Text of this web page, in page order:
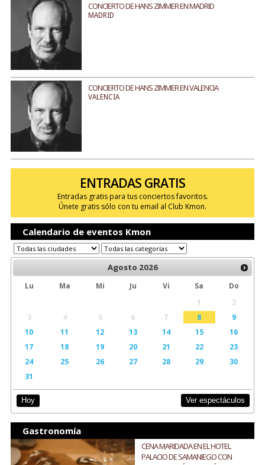
CONCIERTO DE HANS ZIMMER EN MADRID
MADRID
CONCIERTO DE HANS ZIMMER EN VALENCIA
VALENCIA
ENTRADAS GRATIS
Entradas gratis para tus conciertos favoritos.
Únete gratis sólo con tu email al Club Kmon.
Calendario de eventos Kmon
Agosto 2026
Lu Ma Mi Ju Vi Sa
Do
1
2
3
4 5 6 7 8
9
10
11 12 13 14 15
16
17
18 19 20 21 22
23
24
25 26 27 28 29
30
31
Hoy Ver espectáculos
Gastronomía
CENA MARIDADA EN EL HOTEL
PALACIO DE SAMANIEGO CON